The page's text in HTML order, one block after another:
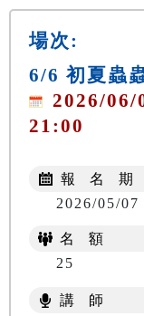
場次:
6/6 初夏蟲
2026/06/
21:00
報 名 期
2026/05/
名 額
25
講 師